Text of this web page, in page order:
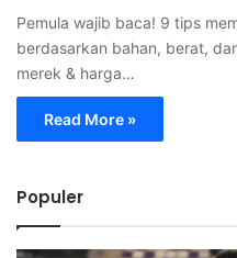
Pemula wajib baca! 9 tips
berdasarkan bahan, berat,
merek & harga…
Read More »
Populer